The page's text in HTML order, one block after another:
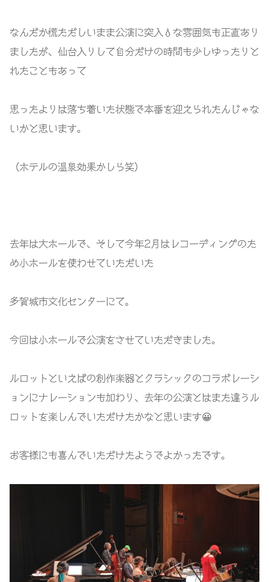
なんだか慌ただしいまま公演に突入 💧 な雰囲気も正直あり
ましたが、仙台入りして自分だけの時間も少しゆったりと
れたこともあって
思ったよりは落ち着いた状態で本番を迎えられたんじゃな
いかと思います。
（ホテルの温泉効果かしら笑）
去年は大ホールで、そして今年2 月はレコーディングのた
め小ホールを使わせていただいた
多賀城市文化センターにて。
今回は小ホールで公演をさせていただきました。
ルロットといえばの創作楽器とクラシックのコラボレーシ
ョンにナレーションも加わり、去年の公演とはまた違うル
ロットを楽しんでいただけたかなと思います😀
お客様にも喜んでいただけたようでよかったです。